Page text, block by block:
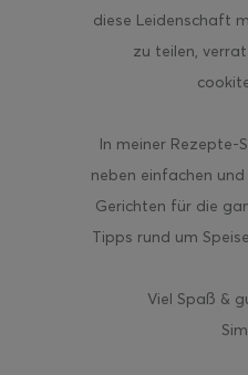
diese Leidenschaft
zu teilen,
In meiner Rezepte-
neben einfachen
Gerichten für die
Tipps rund um
Viel Spaß &